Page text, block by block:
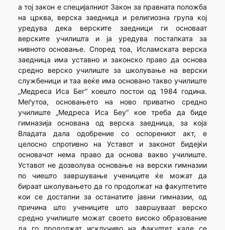
а тој закон е специјалниот Закон за правната положба
на црква, верска заедница и религиозна група кој
уредува дека верските заедници ги основаат
верските училишта и ја уредува постапката за
нивното основање. Според тоа, Исламската верска
заедница има уставно и законско право да основа
средно верско училиште за школување на верски
службеници и таа веќе има основано такво училиште
„Медреса Иса Бег“ коешто постои од 1984 година.
Меѓутоа, основањето на ново приватно средно
училиште „Медреса Иса Беу“ кое треба да биде
гимназија основана од верска заедница, за која
Владата дала одобрение со оспорениот акт, е
целосно спротивно на Уставот и законот бидејќи
основачот нема право да основа вакво училиште.
Уставот не дозволува основање на верски гимназии
по чиешто завршување учениците ќе можат да
бираат школувањето да го продолжат на факултетите
кои се достапни за останатите јавни гимназии, од
причина што учениците што завршуваат верско
средно училиште можат своето високо образование